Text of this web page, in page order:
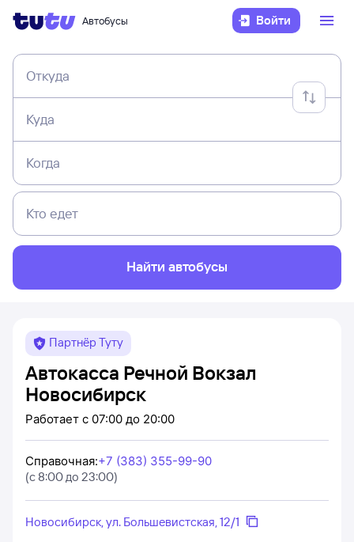
Автобусы Войти
Откуда
Куда
Когда
Кто едет
Найти автобусы
Партнёр Туту
Автокасса Речной Вокзал
Новосибирск
Работает с 07:00 до 20:00
Справочная:+7 (383) 355-99-90
(с 8:00 до 23:00)
Новосибирск, ул. Большевистская, 12/1